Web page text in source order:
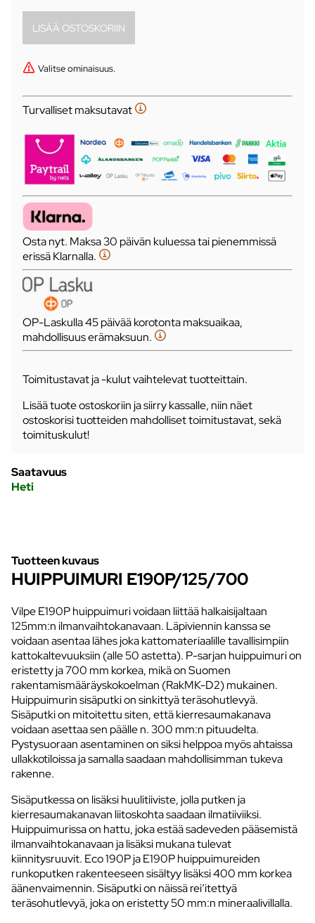
Valitse ominaisuus.
Turvalliset maksutavat
Osta nyt. Maksa 30 päivän kuluessa tai pienemmissä
erissä Klarnalla.
OP-Laskulla 45 päivää korotonta maksuaikaa,
mahdollisuus erämaksuun.
Toimitustavat ja -kulut vaihtelevat tuotteittain.
Lisää tuote ostoskoriin ja siirry kassalle, niin näet
ostoskorisi tuotteiden mahdolliset toimitustavat, sekä
toimituskulut!
Saatavuus
Heti
Tuotteen kuvaus
HUIPPUIMURI E190P/125/700
Vilpe E190P huippuimuri voidaan liittää halkaisijaltaan
125mm:n ilmanvaihtokanavaan. Läpiviennin kanssa se
voidaan asentaa lähes joka kattomateriaalille tavallisimpiin
kattokaltevuuksiin (alle 50 astetta). P-sarjan huippuimuri on
eristetty ja 700 mm korkea, mikä on Suomen
rakentamismääräyskokoelman (RakMK-D2) mukainen.
Huippuimurin sisäputki on sinkittyä teräsohutlevyä.
Sisäputki on mitoitettu siten, että kierresaumakanava
voidaan asettaa sen päälle n. 300 mm:n pituudelta.
Pystysuoraan asentaminen on siksi helppoa myös ahtaissa
ullakkotiloissa ja samalla saadaan mahdollisimman tukeva
rakenne.
Sisäputkessa on lisäksi huulitiiviste, jolla putken ja
kierresaumakanavan liitoskohta saadaan ilmatiiviiksi.
Huippuimurissa on hattu, joka estää sadeveden pääsemistä
ilmanvaihtokanavaan ja lisäksi mukana tulevat
kiinnitysruuvit. Eco 190P ja E190P huippuimureiden
runkoputken rakenteeseen sisältyy lisäksi 400 mm korkea
äänenvaimennin. Sisäputki on näissä rei’itettyä
teräsohutlevyä, joka on eristetty 50 mm:n mineraalivillalla.